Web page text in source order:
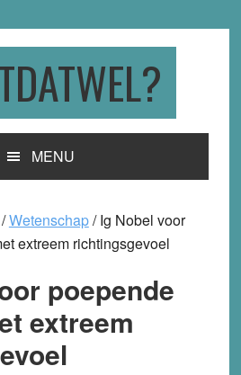
MENU
/Wetenschap/Ig Nobel voor
extreem richtingsgevoel
poepende
extreem